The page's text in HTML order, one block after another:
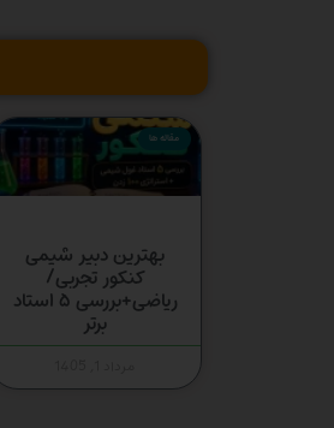
مقاله ها
بهترین دبیر شیمی
کنکور تجربی/
ریاضی+بررسی ۵ استاد
برتر